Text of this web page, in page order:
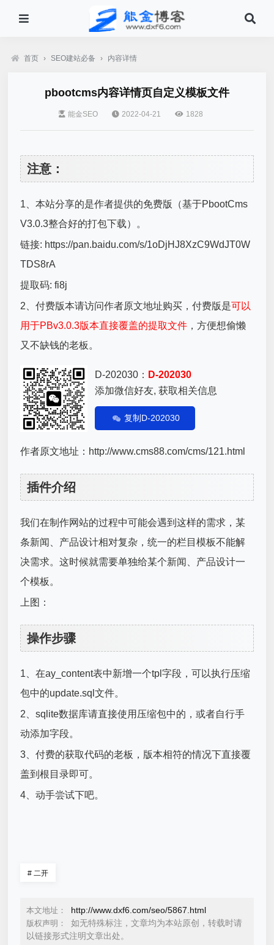
首页 › SEO建站必备 › 内容详情
pbootcms内容详情页自定义模板文件
能金SEO 2022-04-21 1828
注意：
1、本站分享的是作者提供的免费版（基于PbootCms
V3.0.3整合好的打包下载）。
链接: https://pan.baidu.com/s/1oDjHJ8XzC9WdJT0W
TDS8rA
提取码: fi8j
2、付费版本请访问作者原文地址购买，付费版是可以
用于PBv3.0.3版本直接覆盖的提取文件 ，方便想偷懒
又不缺钱的老板。
D-202030： D-202030
添加微信好友, 获取相关信息
复制D-202030
作者原文地址：http://www.cms88.com/cms/121.html
插件介绍
我们在制作网站的过程中可能会遇到这样的需求，某
条新闻、产品设计相对复杂，统一的栏目模板不能解
决需求。这时候就需要单独给某个新闻、产品设计一
个模板。
上图：
操作步骤
1、在ay_content表中新增一个tpl字段，可以执行压缩
包中的update.sql文件。
2、sqlite数据库请直接使用压缩包中的，或者自行手
动添加字段。
3、付费的获取代码的老板，版本相符的情况下直接覆
盖到根目录即可。
4、动手尝试下吧。
# 二开
本文地址： http://www.dxf6.com/seo/5867.html
版权声明：
如无特殊标注，文章均为本站原创，转载时请
以链接形式注明文章出处。